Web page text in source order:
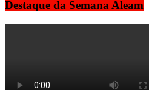
Destaque da Semana Aleam